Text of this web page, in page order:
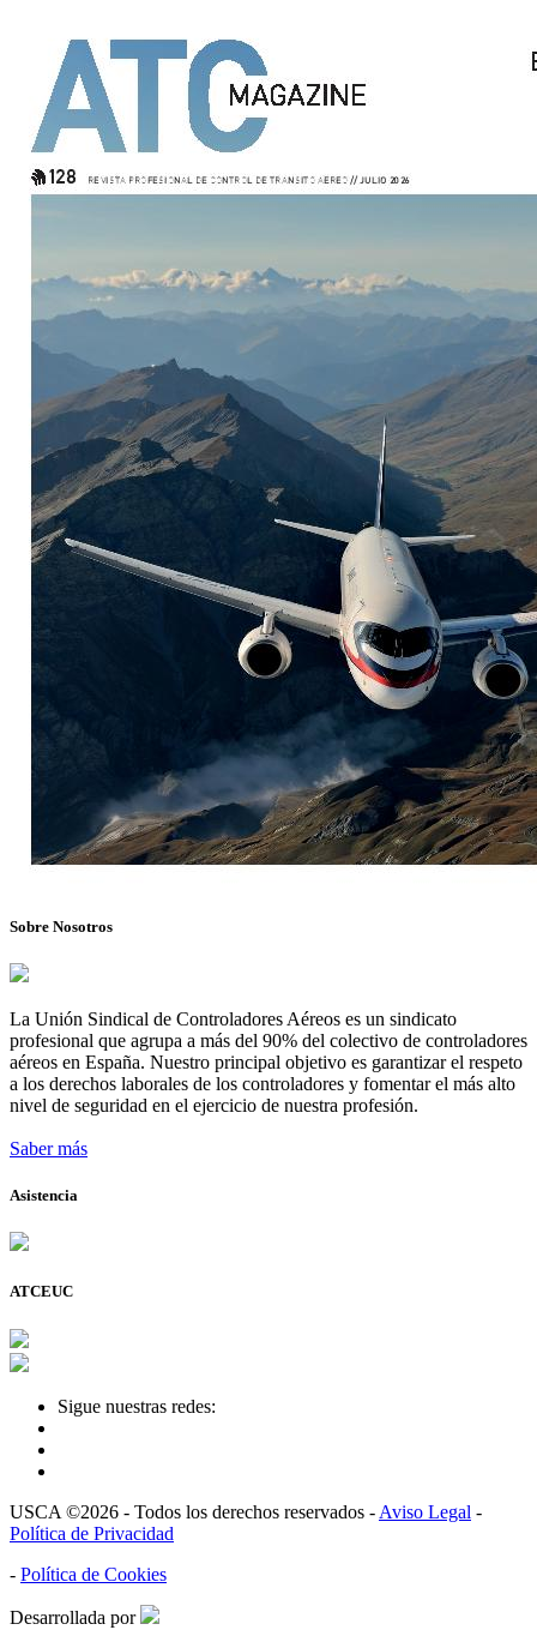
Sobre Nosotros
La Unión Sindical de Controladores Aéreos es un sindicato
profesional que agrupa a más del 90% del colectivo de controladores
aéreos en España. Nuestro principal objetivo es garantizar el respeto
a los derechos laborales de los controladores y fomentar el más alto
nivel de seguridad en el ejercicio de nuestra profesión.
Saber más
Asistencia
ATCEUC
Sigue nuestras redes:
USCA ©2026 - Todos los derechos reservados - Aviso Legal -
Política de Privacidad
- Política de Cookies
Desarrollada por